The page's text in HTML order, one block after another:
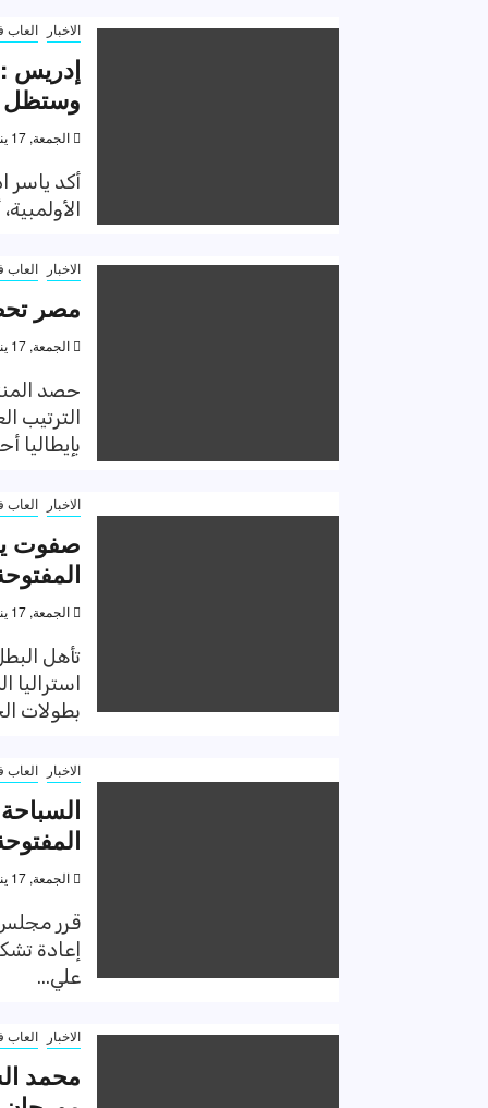
الاخبار العاب
إدريس :
وستظل
الجمعة, 17 يناير 2020, 6:31 م
أكد ياسر
الاخبار العاب
مصر
الجمعة, 17 يناير 2020, 4:41 م
حصد
الاخبار العاب
صفوت
الجمعة, 17 يناير 2020, 11:30 ص
تأهل
بطولات
الاخبار العاب
الجمعة, 17 يناير 2020, 11:29 ص
قرر مجلس
إعادة
علي...
الاخبار العاب
محمد